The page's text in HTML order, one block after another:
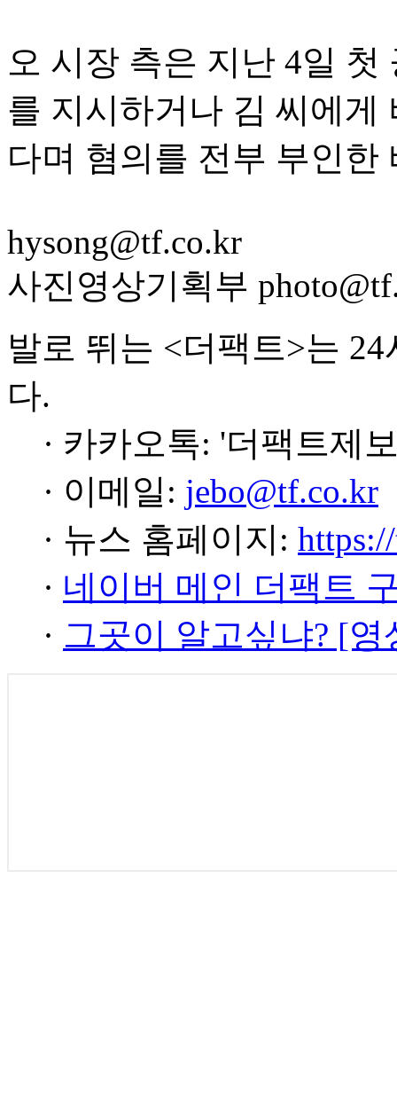
오 시장 측은 지난 4일
를 지시하거나 김 씨에게
다며 혐의를 전부 부인한
hysong@tf.co.kr
사진영상기획부
발로 뛰는 <더팩트>는
다.
· 카카오톡: '더팩트제
· 이메일: jebo@tf.co.kr
· 뉴스 홈페이지:
· 네이버 메인 더팩트
· 그곳이 알고싶냐? [